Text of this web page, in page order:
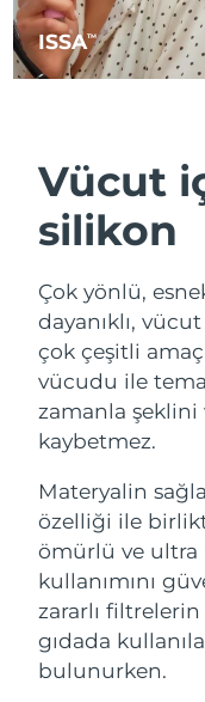
ISSATM
Vücut
silikon
Çok yönlü,
dayanıklı,
çok çeşitli
vücudu ile
zamanla şeklini
kaybetmez.
Materyalin
özelliği ile
ömürlü ve ultra
kullanımını
zararlı
gıdada
bulunurken.